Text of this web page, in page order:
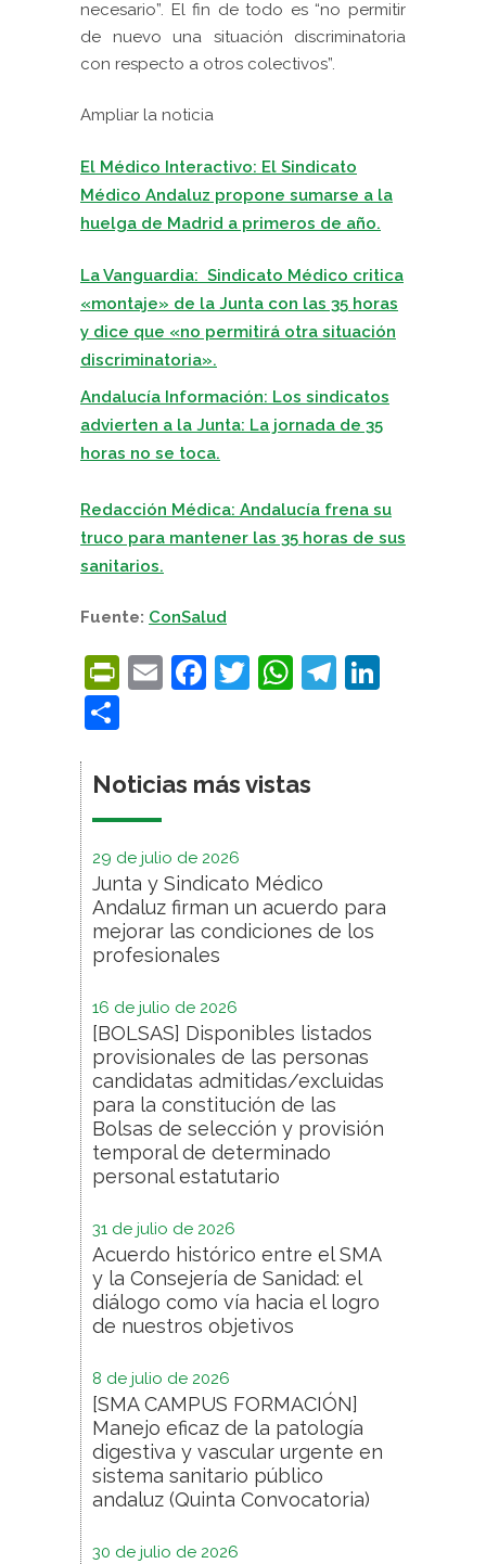
necesario”. El fin de todo es “no permitir
de nuevo una situación discriminatoria
con respecto a otros colectivos”.
Ampliar la noticia
El Médico Interactivo: El Sindicato
Médico Andaluz propone sumarse a la
huelga de Madrid a primeros de año.
La Vanguardia: Sindicato Médico critica
«montaje» de la Junta con las 35 horas
y dice que «no permitirá otra situación
discriminatoria».
Andalucía Información: Los sindicatos
advierten a la Junta: La jornada de 35
horas no se toca.
Redacción Médica: Andalucía frena su
truco para mantener las 35 horas de sus
sanitarios.
Fuente: ConSalud
PrintFriendly
EmailFacebook
Twitter
WhatsApp
Noticias más vistas
29 de julio de 2026
Junta y Sindicato Médico
Andaluz firman un acuerdo para
mejorar las condiciones de los
profesionales
16 de julio de 2026
[BOLSAS] Disponibles listados
provisionales de las personas
candidatas admitidas/excluidas
para la constitución de las
Bolsas de selección y provisión
temporal de determinado
personal estatutario
31 de julio de 2026
Acuerdo histórico entre el SMA
y la Consejería de Sanidad: el
diálogo como vía hacia el logro
de nuestros objetivos
8 de julio de 2026
[SMA CAMPUS FORMACIÓN]
Manejo eficaz de la patología
digestiva y vascular urgente en
sistema sanitario público
andaluz (Quinta Convocatoria)
30 de julio de 2026